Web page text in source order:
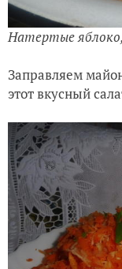
Натертые
Заправляем
этот вкусный